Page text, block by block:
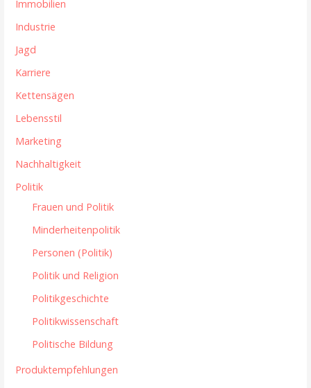
Immobilien
Industrie
Jagd
Karriere
Kettensägen
Lebensstil
Marketing
Nachhaltigkeit
Politik
Frauen und Politik
Minderheitenpolitik
Personen (Politik)
Politik und Religion
Politikgeschichte
Politikwissenschaft
Politische Bildung
Produktempfehlungen